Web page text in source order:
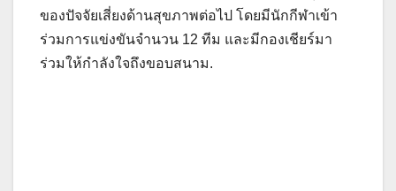
ของปัจจัยเสี่ยงด้านสุขภาพต่อไป โดยมีนักกีฬาเข้า
ร่วมการแข่งขันจำนวน 12 ทีม และมีกองเชียร์มา
ร่วมให้กำลังใจถึงขอบสนาม.